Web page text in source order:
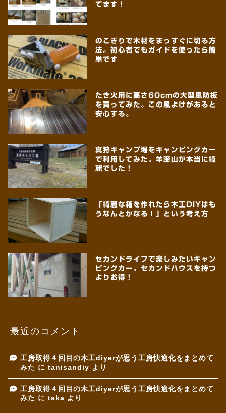
てます！
のこぎりで木材をまっすぐに切る方
法。初心者でもガイドを使ったら簡
単です
たき火用に高さ60cmの大型風防板
を買ってみた。この風よけがあると
安心する。
真狩キャンプ場をキャンピングカー
で利用してみた。羊蹄山が本当に綺
麗でした！
「綺麗な箱を作れたら木工DIYはも
うなんとかなる！」という考え方
セカンドライフで楽しみたいキャン
ピングカー。セカンドハウスを持つ
よりお得！
最近のコメント
工房取得４回目の木工diyerが思う工房快適化をまとめて
みた に tanisandiy より
工房取得４回目の木工diyerが思う工房快適化をまとめて
みた に taka より